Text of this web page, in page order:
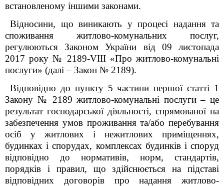
встановленому іншими законами.
Відносини, що виникають у процесі надання та
споживання житлово-комунальних послуг,
регулюються Законом України від 09 листопада
2017 року № 2189-VIII «Про житлово-комунальні
послуги» (далі – Закон № 2189).
Відповідно до пункту 5 частини першої статті 1
Закону № 2189 житлово-комунальні послуги – це
результат господарської діяльності, спрямованої на
забезпечення умов проживання та/або перебування
осіб у житлових і нежитлових приміщеннях,
будинках і спорудах, комплексах будинків і споруд
відповідно до нормативів, норм, стандартів,
порядків і правил, що здійснюється на підставі
відповідних договорів про надання житлово-